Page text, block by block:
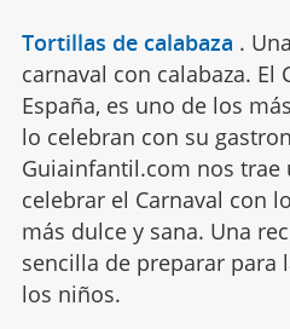
Tortillas de calabaza .
carnaval con calabaza. El
España, es uno de los
lo celebran con su
Guiainfantil.com nos trae
celebrar el Carnaval con
más dulce y sana. Una
sencilla de preparar para
los niños.